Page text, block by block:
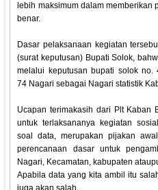
lebih maksimum dalam memberikan
benar.
Dasar pelaksanaan kegiatan
(surat keputusan) Bupati Solok,
melalui keputusan bupati solok no.
74 Nagari sebagai Nagari statistik
Ucapan terimakasih dari Plt Kaban
untuk terlaksananya kegiatan
soal data, merupakan pijakan
perencanaan dasar untuk
Nagari, Kecamatan, kabupaten
Apabila data yang kita ambil itu
juga akan salah.